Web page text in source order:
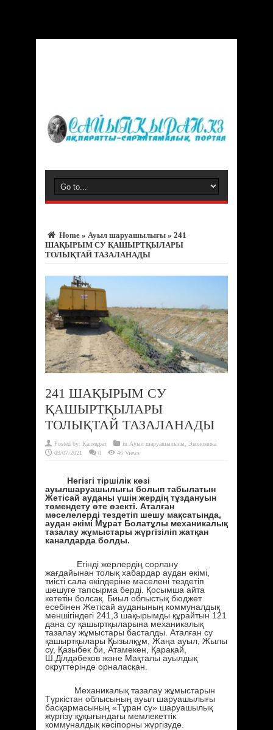
Home » Ауыл шаруашылығы » 241
ШАҚЫРЫМ СУ ҚАШЫРТҚЫЛАРЫ
ТОЛЫҚТАЙ ТАЗАЛАНАДЫ
241 ШАҚЫРЫМ СУ
ҚАШЫРТҚЫЛАРЫ
ТОЛЫҚТАЙ ТАЗАЛАНАДЫ
Posted by: Қалмұрат in Ауыл шаруашылығы
Экономика
09/07/2021
0 46 Views
Негізгі тіршілік көзі
ауылшаруашылығы болып табылатын
Жетісай ауданы үшін жердің тұздануын
төмендету өте өзекті. Аталған
мәселелерді тездетіп шешу мақсатында,
аудан әкімі Мұрат Болатұлы механикалық
тазалау жұмыстары жүргізіліп жатқан
каналдарда болды.
Егінді жерлердің сорлану
жағдайынан толық хабардар аудан әкімі,
тиісті сала өкілдеріне мәселені тездетіп
шешуге тапсырма берді. Қосымша айта
кететін болсақ. Биыл облыстық бюджет
есебінен Жетісай ауданының коммуналдық
меншігіндегі 241,3 шақырымды құрайтын 121
дана су қашыртқыларына механикалық
тазалау жұмыстары басталды. Аталған су
қашыртқылары Қызылқұм, Жаңа ауыл, Жылы
су, Қазыбек би, Атамекен, Қарақай,
Ш.Ділдәбеков және Мақталы ауылдық
округтерінде орналасқан.
Механикалық тазалау жұмыстарын
Түркістан облысының ауыл шаруашылығы
басқармасының «Тұран су» шаруашылық
жүргізу құқығындағы мемлекеттік
коммуналдық кәсіпорны жүргізуде.